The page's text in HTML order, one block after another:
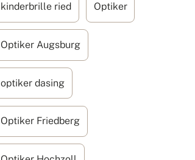
kinderbrille ried Optiker
Optiker Augsburg
optiker dasing
Optiker Friedberg